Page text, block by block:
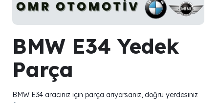
BMW E34 Yedek
Parça
BMW E34 aracınız için parça arıyorsanız, doğru yerdesiniz